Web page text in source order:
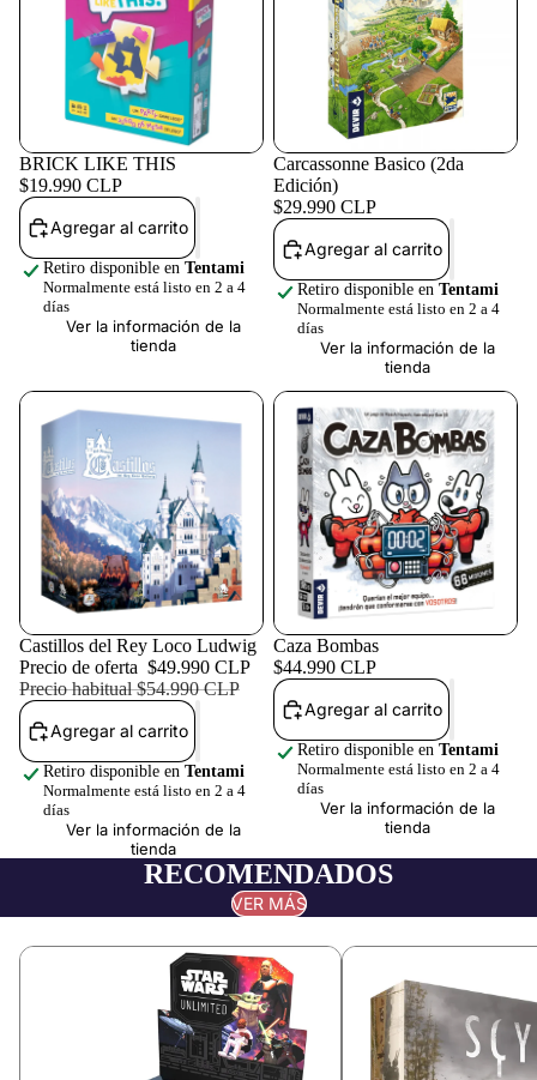
BRICK LIKE THIS
$19.990 CLP
Agregar al carrito
Retiro disponible en Tentami
Normalmente está listo en 2 a 4
días
Ver la información de la
tienda
Carcassonne Basico (2da
Edición)
$29.990 CLP
Agregar al carrito
Retiro disponible en Tentami
Normalmente está listo en 2 a 4
días
Ver la información de la
tienda
Oferta
Castillos del Rey Loco Ludwig
Precio de oferta $49.990 CLP
Precio habitual$54.990 CLP
Agregar al carrito
Retiro disponible en Tentami
Normalmente está listo en 2 a 4
días
Ver la información de la
tienda
Caza Bombas
$44.990 CLP
Agregar al carrito
Retiro disponible en Tentami
Normalmente está listo en 2 a 4
días
Ver la información de la
tienda
RECOMENDADOS
VER MÁS